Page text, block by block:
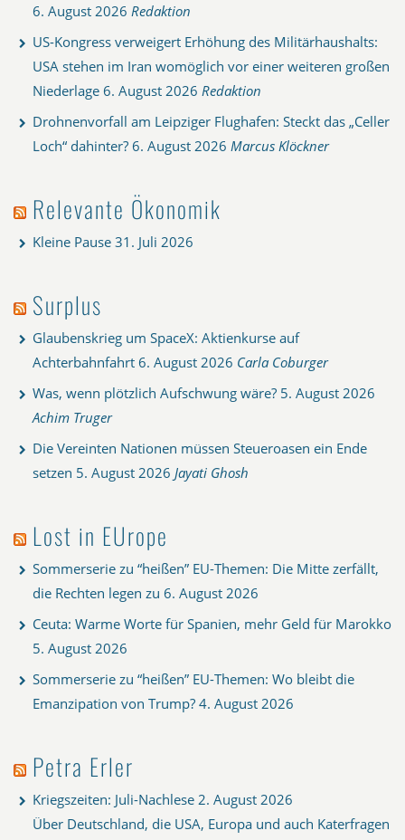
6. August 2026 Redaktion
US-Kongress verweigert Erhöhung des Militärhaushalts:
USA stehen im Iran womöglich vor einer weiteren großen
Niederlage 6. August 2026 Redaktion
Drohnenvorfall am Leipziger Flughafen: Steckt das „Celler
Loch“ dahinter? 6. August 2026 Marcus Klöckner
Relevante Ökonomik
Kleine Pause 31. Juli 2026
Surplus
Glaubenskrieg um SpaceX: Aktienkurse auf
Achterbahnfahrt 6. August 2026 Carla Coburger
Was, wenn plötzlich Aufschwung wäre? 5. August 2026
Achim Truger
Die Vereinten Nationen müssen Steueroasen ein Ende
setzen 5. August 2026 Jayati Ghosh
Lost in EUrope
Sommerserie zu “heißen” EU-Themen: Die Mitte zerfällt,
die Rechten legen zu 6. August 2026
Ceuta: Warme Worte für Spanien, mehr Geld für Marokko
5. August 2026
Sommerserie zu “heißen” EU-Themen: Wo bleibt die
Emanzipation von Trump? 4. August 2026
Petra Erler
Kriegszeiten: Juli-Nachlese 2. August 2026
Über Deutschland, die USA, Europa und auch Katerfragen